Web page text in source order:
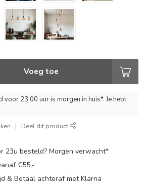
Voeg toe
voor 23.00 uur is morgen in huis*. Je hebt
Deel dit product
23u besteld? Morgen verwacht*
€55,-
& Betaal achteraf met Klarna